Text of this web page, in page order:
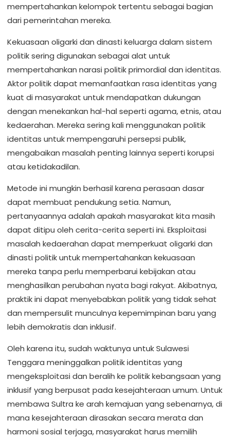
mempertahankan kelompok tertentu sebagai bagian
dari pemerintahan mereka.
Kekuasaan oligarki dan dinasti keluarga dalam sistem
politik sering digunakan sebagai alat untuk
mempertahankan narasi politik primordial dan identitas.
Aktor politik dapat memanfaatkan rasa identitas yang
kuat di masyarakat untuk mendapatkan dukungan
dengan menekankan hal-hal seperti agama, etnis, atau
kedaerahan. Mereka sering kali menggunakan politik
identitas untuk mempengaruhi persepsi publik,
mengabaikan masalah penting lainnya seperti korupsi
atau ketidakadilan.
Metode ini mungkin berhasil karena perasaan dasar
dapat membuat pendukung setia. Namun,
pertanyaannya adalah apakah masyarakat kita masih
dapat ditipu oleh cerita-cerita seperti ini. Eksploitasi
masalah kedaerahan dapat memperkuat oligarki dan
dinasti politik untuk mempertahankan kekuasaan
mereka tanpa perlu memperbarui kebijakan atau
menghasilkan perubahan nyata bagi rakyat. Akibatnya,
praktik ini dapat menyebabkan politik yang tidak sehat
dan mempersulit munculnya kepemimpinan baru yang
lebih demokratis dan inklusif.
Oleh karena itu, sudah waktunya untuk Sulawesi
Tenggara meninggalkan politik identitas yang
mengeksploitasi dan beralih ke politik kebangsaan yang
inklusif yang berpusat pada kesejahteraan umum. Untuk
membawa Sultra ke arah kemajuan yang sebenarnya, di
mana kesejahteraan dirasakan secara merata dan
harmoni sosial terjaga, masyarakat harus memilih